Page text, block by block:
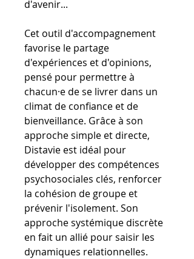
d'avenir...
Cet outil d'accompagnement
favorise le partage
d'expériences et d'opinions,
pensé pour permettre à
chacun·e de se livrer dans un
climat de confiance et de
bienveillance. Grâce à son
approche simple et directe,
Distavie est idéal pour
développer des compétences
psychosociales clés, renforcer
la cohésion de groupe et
prévenir l'isolement. Son
approche systémique discrète
en fait un allié pour saisir les
dynamiques relationnelles.